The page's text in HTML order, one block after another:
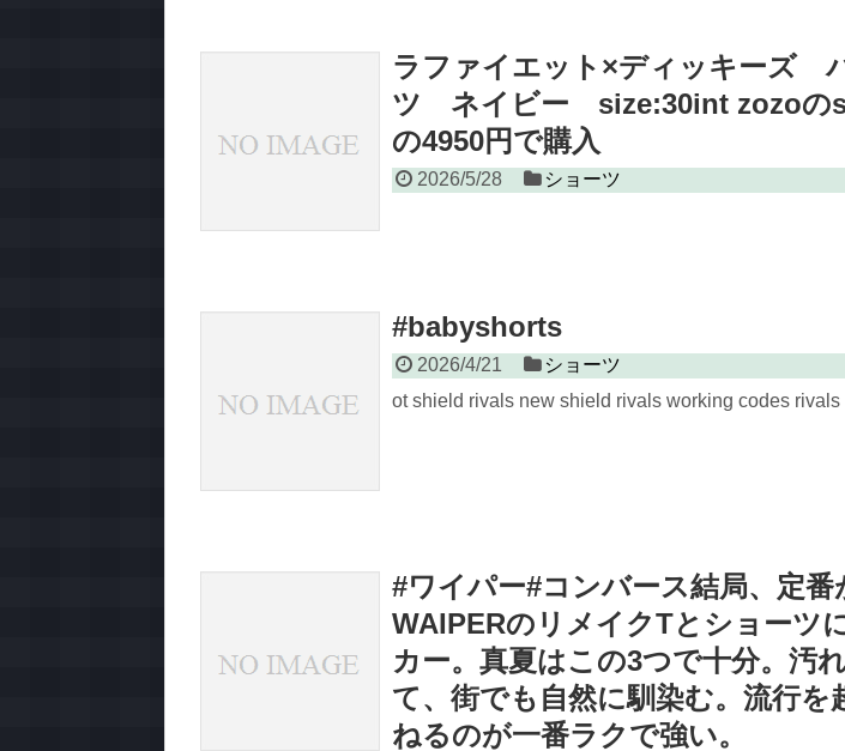
ラファイエット×ディッキーズ
ツ ネイビー size:30int zozoの
の4950円で購入
2026/5/28 ショーツ
#babyshorts
2026/4/21
ショーツ
ot shield rivals new shield rivals working codes rivals
#ワイパー#コンバース結局、定番
WAIPERのリメイクTとショーツ
カー。真夏はこの3つで十分。汚
て、街でも自然に馴染む。流行を
ねるのが一番ラクで強い。